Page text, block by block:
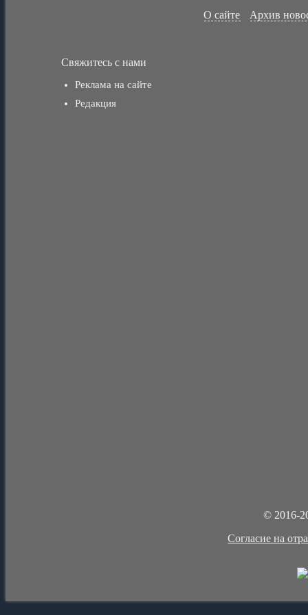
О сайте Архив
Свяжитесь с нами
Реклама на сайте
Редакция
© 2016-
Cогласие на